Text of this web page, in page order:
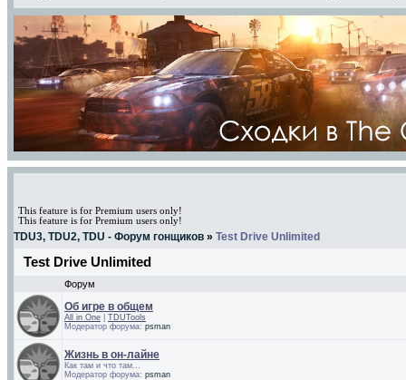
This feature is for Premium users only!
This feature is for Premium users only!
TDU3, TDU2, TDU - Форум гонщиков » Test Drive Unlimited
Test Drive Unlimited
Форум
Об игре в общем
All in One
TDUTools
Модератор форума: psman
Жизнь в он-лайне
Как там и что там...
Модератор форума: psman